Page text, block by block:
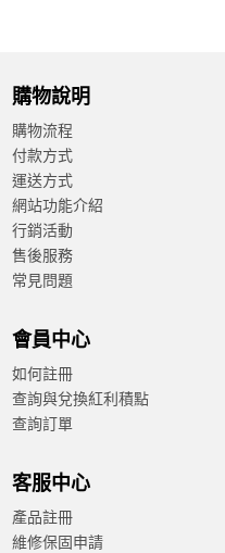
購物說明
購物流程
付款方式
運送方式
網站功能介紹
行銷活動
售後服務
常見問題
會員中心
如何註冊
查詢與兌換紅利積點
查詢訂單
客服中心
產品註冊
維修保固申請